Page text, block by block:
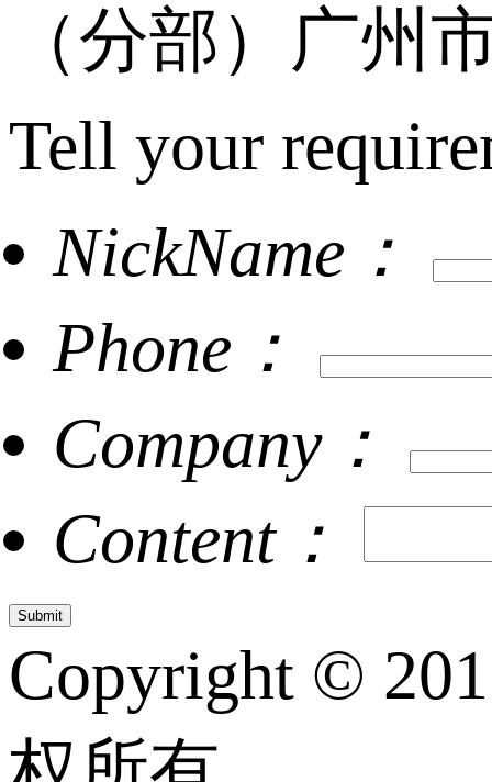
（分部）广州
Tell your
NickName：
Phone：
Company：
Content：
Copyright ©